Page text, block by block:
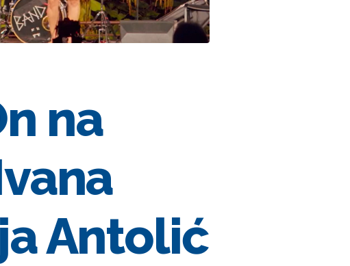
na
Antolić